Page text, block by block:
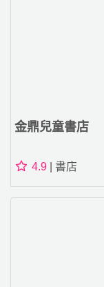
金鼎兒童書店
4.9 | 書店